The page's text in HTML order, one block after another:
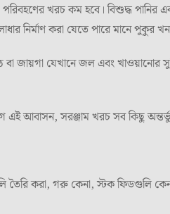
পরিবহণের খরচ কম হবে। বিশুদ্ধ পানির
নির্মাণ করা যেতে পারে মানে পুকুর
যেখানে জল এবং খাওয়ানোর
এই আবাসন, সরঞ্জাম খরচ সব কিছু
করা, গরু কেনা, স্টক ফিডগুলি